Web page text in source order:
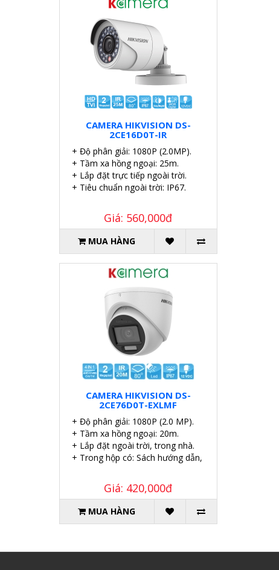
CAMERA HIKVISION DS-
2CE16D0T-IR
+ Độ phân giải: 1080P (2.0MP).
+ Tầm xa hồng ngoại: 25m.
+ Lắp đặt trực tiếp ngoài trời.
+ Tiêu chuẩn ngoài trời: IP67.
Giá: 560,000đ
MUA HÀNG
CAMERA HIKVISION DS-
2CE76D0T-EXLMF
+ Độ phân giải: 1080P (2.0 MP).
+ Tầm xa hồng ngoại: 20m.
+ Lắp đặt ngoài trời, trong nhà.
+ Trong hộp có: Sách hướng dẫn, Ốc vít tắc kê.
Giá: 420,000đ
MUA HÀNG